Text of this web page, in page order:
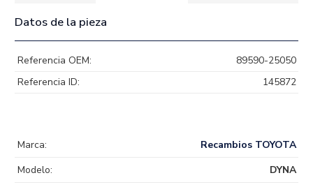
Datos de la pieza
Referencia OEM:
89590-25050
Referencia ID:
145872
Marca:
Recambios TOYOTA
Modelo:
DYNA